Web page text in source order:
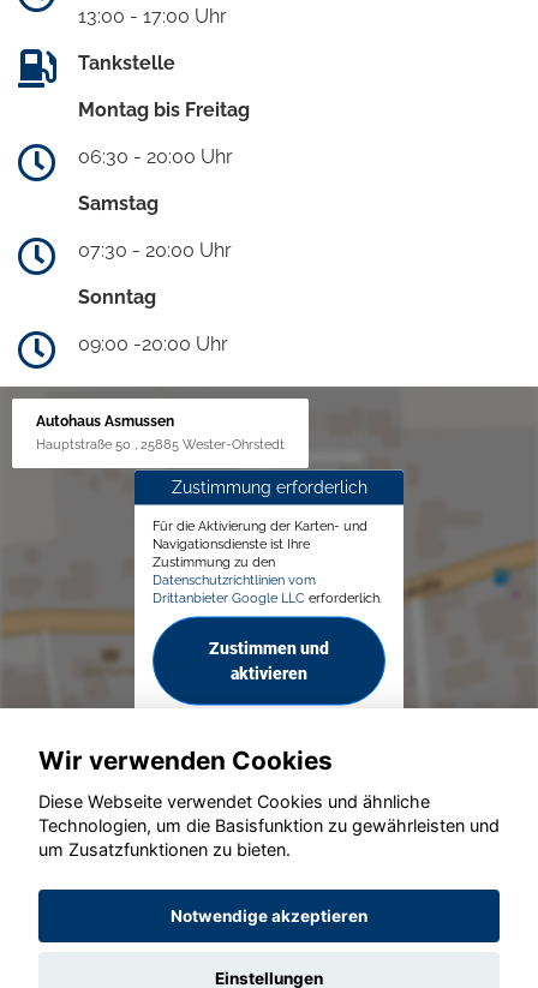
13:00 - 17:00 Uhr
Tankstelle
Montag bis Freitag
06:30 - 20:00 Uhr
Samstag
07:30 - 20:00 Uhr
Sonntag
09:00 -20:00 Uhr
Autohaus Asmussen
Hauptstraße 50 , 25885 Wester-Ohrstedt
Zustimmung erforderlich
Für die Aktivierung der Karten- und
Navigationsdienste ist Ihre
Zustimmung zu den
Datenschutzrichtlinien vom
Drittanbieter Google LLC erforderlich.
Zustimmen und
aktivieren
© konjunkturmotor.de GmbH 2020 - 2026
Wir verwenden Cookies
Diese Webseite verwendet Cookies und ähnliche
Technologien, um die Basisfunktion zu gewährleisten und
um Zusatzfunktionen zu bieten.
Notwendige akzeptieren
Einstellungen